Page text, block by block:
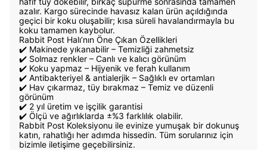
azalır. Kargo sürecinde havasız kalan ürün açıldığında
geçici bir koku oluşabilir; kısa süreli havalandırmayla bu
koku tamamen kaybolur.
Rabbit Post Halı’nın Öne Çıkan Özellikleri
✔️ Makinede yıkanabilir – Temizliği zahmetsiz
✔️ Solmaz renkler – Canlı ve kalıcı görünüm
✔️ Koku yapmaz – Hijyenik ve ferah kullanım
✔️ Antibakteriyel & antialerjik – Sağlıklı ev ortamları
✔️ Hav çıkarmaz, tüy bırakmaz – Temiz ve düzenli
görünüm
✔️ 2 yıl üretim ve işçilik garantisi
✔️ Ölçü ve ağırlıklarda ±%3 farklılık olabilir.
Rabbit Post Koleksiyonu ile evinize yumuşak bir dokunuş
katın, rahatlığı her adımda hissedin. Tüm sorularınız için
bizimle iletişime geçebilirsiniz.